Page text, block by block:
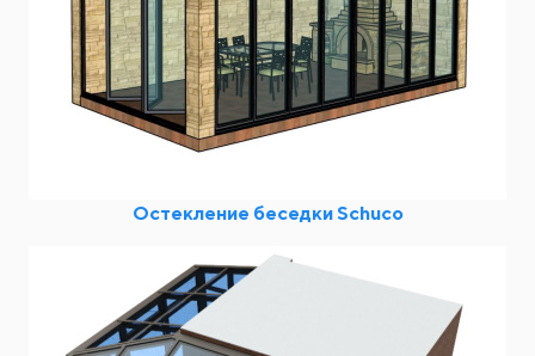
Остекление беседки Schuco